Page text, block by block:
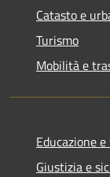
Catasto e
Turismo
Mobilità e
Educazione
Giustizia e